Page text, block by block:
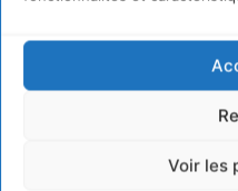
Voir les
dépendent de manière
en ce qui concerne la
l’objet de nombreux
(O’Connor & Kenter, 2019).
plus pragmatique et
écosystémiques qu’elle